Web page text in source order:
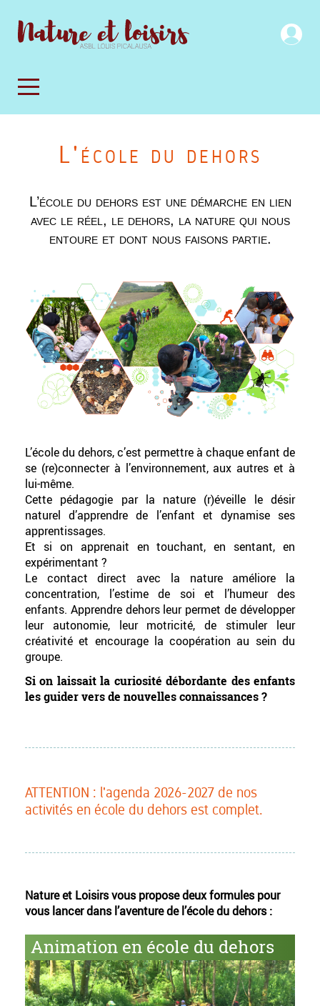
L'école du dehors
L’école du dehors est une démarche en lien
avec le réel, le dehors, la nature qui nous
entoure et dont nous faisons partie.
L’école du dehors, c’est permettre à chaque enfant de
se (re)connecter à l’environnement, aux autres et à
lui-même.
Cette pédagogie par la nature (r)éveille le désir
naturel d’apprendre de l’enfant et dynamise ses
apprentissages.
Et si on apprenait en touchant, en sentant, en
expérimentant ?
Le contact direct avec la nature améliore la
concentration, l’estime de soi et l’humeur des
enfants. Apprendre dehors leur permet de développer
leur autonomie, leur motricité, de stimuler leur
créativité et encourage la coopération au sein du
groupe.
Si on laissait la curiosité débordante des enfants
les guider vers de nouvelles connaissances ?
ATTENTION : l'agenda 2026-2027 de nos
activités en école du dehors est complet.
Nature et Loisirs vous propose deux formules pour
vous lancer dans l’aventure de l’école du dehors :
Animation en école du dehors